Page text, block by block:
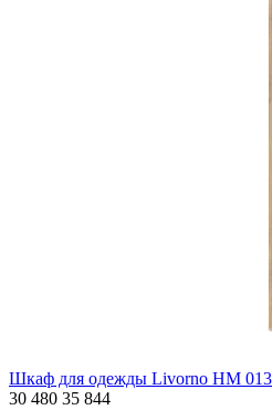
Шкаф для одежды Livorno НМ
30 480 35 844